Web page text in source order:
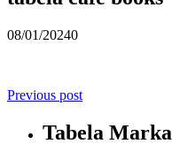
08/01/20240
Previous post
Tabela Marka